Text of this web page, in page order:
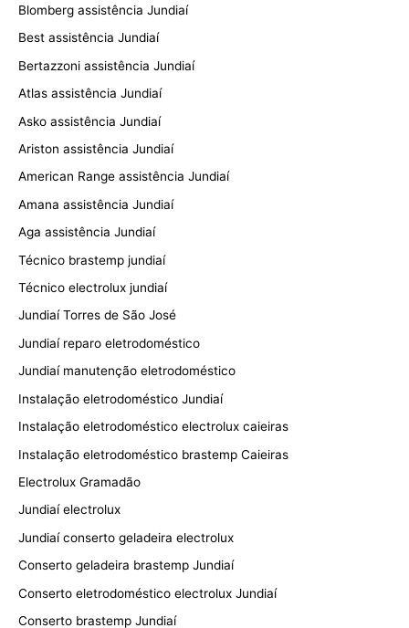
Blomberg assistência Jundiaí
Best assistência Jundiaí
Bertazzoni assistência Jundiaí
Atlas assistência Jundiaí
Asko assistência Jundiaí
Ariston assistência Jundiaí
American Range assistência Jundiaí
Amana assistência Jundiaí
Aga assistência Jundiaí
Técnico brastemp jundiaí
Técnico electrolux jundiaí
Jundiaí Torres de São José
Jundiaí reparo eletrodoméstico
Jundiaí manutenção eletrodoméstico
Instalação eletrodoméstico Jundiaí
Instalação eletrodoméstico electrolux caieiras
Instalação eletrodoméstico brastemp Caieiras
Electrolux Gramadão
Jundiaí electrolux
Jundiaí conserto geladeira electrolux
Conserto geladeira brastemp Jundiaí
Conserto eletrodoméstico electrolux Jundiaí
Conserto brastemp Jundiaí